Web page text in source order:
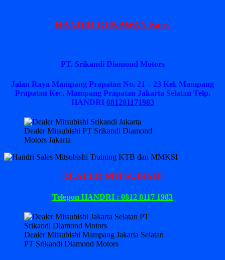
HANDRI GUNAWAN Sales
PT. Srikandi Diamond Motors
Jalan Raya Mampang Prapatan No. 21 – 23 Kel. Mampang
Prapatan Kec. Mampang Prapatan Jakarta Selatan Telp.
HANDRI 081281171983
Dealer Mitsubishi PT Srikandi Diamond
Motors Jakarta
DEALER MITSUBISHI
Telepon HANDRI : 0812 8117 1983
Dealer Mitsubishi Mampang Jakarta Selatan
PT Srikandi Diamond Motors